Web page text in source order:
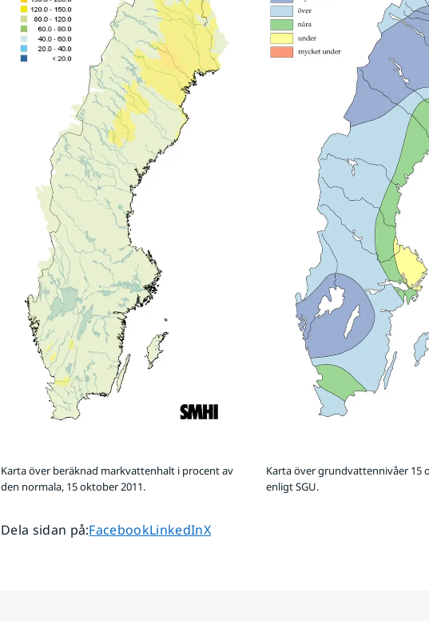
Karta över beräknad markvattenhalt i procent av
den normala, 15 oktober 2011.
Karta över grundvattennivåer 15
enligt SGU.
Dela sidan på:Dela sidan på
FacebookDela sidan på
LinkedInDela sidan på
X